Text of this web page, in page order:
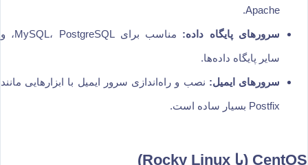
Apache.
سرورهای پایگاه داده: مناسب برای MySQL، PostgreSQL، و
سایر پایگاه داده‌ها.
سرورهای ایمیل: نصب و راه‌اندازی سرور ایمیل با ابزارهایی مانند
Postfix بسیار ساده است.
CentOS (یا Rocky Linux)